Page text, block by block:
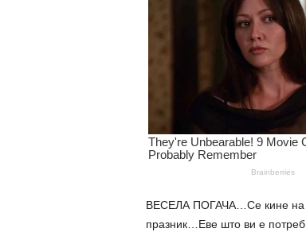
ВЕСЕЛА ПОГАЧА…Се кине на
празник…Еве што ви е